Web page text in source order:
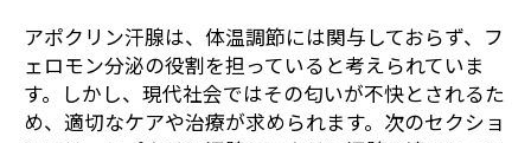
アポクリン汗腺は、体温調節には関与しておらず、フ
ェロモン分泌の役割を担っていると考えられていま
す。しかし、現代社会ではその匂いが不快とされるた
め、適切なケアや治療が求められます。次のセクショ